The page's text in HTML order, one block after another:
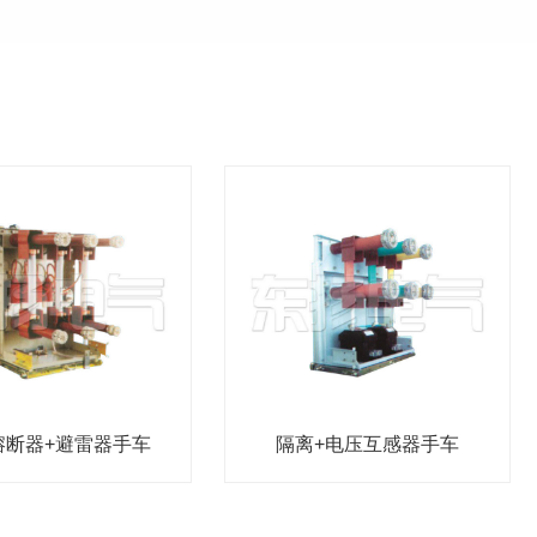
断器+避雷器手车 隔离+电压互感器手车